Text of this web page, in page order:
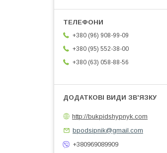
+380 (96) 908-99-09
+380 (95) 552-38-00
+380 (63) 058-88-56
http://bukpidshypnyk.com
bpodsipnik@gmail.com
+380969089909